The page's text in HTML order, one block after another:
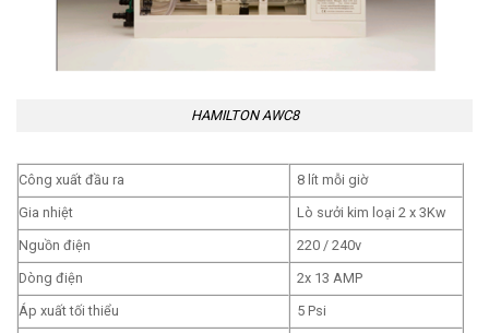
HAMILTON AWC8
Công xuất đầu ra
8 lít mỗi giờ
Gia nhiệt
Lò sưởi kim loại 2 x 3Kw
Nguồn điện
220 / 240v
Dòng điện
2x 13 AMP
Áp xuất tối thiểu
5 Psi